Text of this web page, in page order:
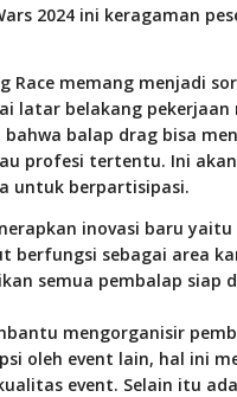
2024 ini keragaman
Race memang menjadi
latar belakang pekerjaan
balap drag bisa
profesi tertentu. Ini
untuk berpartisipasi.
inovasi baru
berfungsi sebagai area
semua pembalap siap
mengorganisir
oleh event lain, hal ini
event. Selain itu